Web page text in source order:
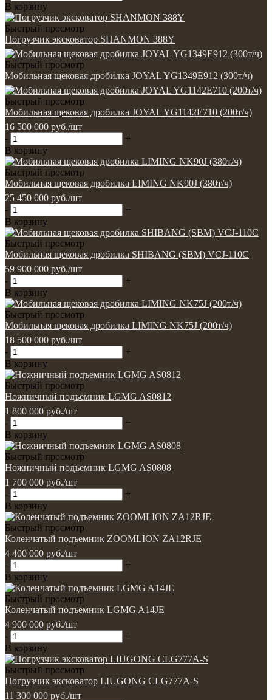
В корзину
Быстрый просмотр
Погрузчик эксковатор SHANMON 388Y
Быстрый просмотр
Мобильная щековая дробилка JOYAL YG1349E912 (300т/ч)
Быстрый просмотр
Мобильная щековая дробилка JOYAL YG1142E710 (200т/ч)
16 500 000 руб./шт
-
+
В корзину
Быстрый просмотр
Мобильная щековая дробилка LIMING NK90J (380т/ч)
25 450 000 руб./шт
-
+
В корзину
Быстрый просмотр
Мобильная щековая дробилка SHIBANG (SBM) VCJ-110C
59 900 000 руб./шт
-
+
В корзину
Быстрый просмотр
Мобильная щековая дробилка LIMING NK75J (200т/ч)
18 500 000 руб./шт
-
+
В корзину
Быстрый просмотр
Ножничный подъемник LGMG AS0812
1 800 000 руб./шт
-
+
В корзину
Быстрый просмотр
Ножничный подъемник LGMG AS0808
1 700 000 руб./шт
-
+
В корзину
Быстрый просмотр
Коленчатый подъемник ZOOMLION ZA12RJE
4 400 000 руб./шт
-
+
В корзину
Быстрый просмотр
Коленчатый подъемник LGMG A14JE
4 900 000 руб./шт
-
+
В корзину
Быстрый просмотр
Погрузчик эксковатор LIUGONG CLG777A-S
11 300 000 руб./шт